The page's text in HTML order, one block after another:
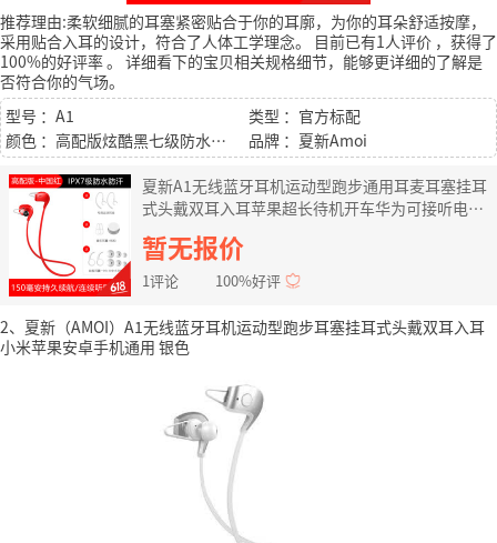
推荐理由:柔软细腻的耳塞紧密贴合于你的耳廓，为你的耳朵舒适按摩，
采用贴合入耳的设计，符合了人体工学理念。
目前已有1人评价 ，获得了
100%的好评率。 详细看下的宝贝相关规格细节，能够更详细的了解是
否符合你的气场。
型号 ：A1
类型 ：官方标配
颜色 ：高配版炫酷黑七级防水佩戴套件
品牌 ：夏新Amoi
夏新A1无线蓝牙耳机运动型跑步通用耳麦耳塞挂耳
式头戴双耳入耳苹果超长待机开车华为可接听电话
耳机男女通 高配版中国红【七级防水+佩戴套件】
官方标配
暂无报价
1评论 100%好评
2、夏新（AMOI）A1无线蓝牙耳机运动型跑步耳塞挂耳式头戴双耳入耳
小米苹果安卓手机通用 银色